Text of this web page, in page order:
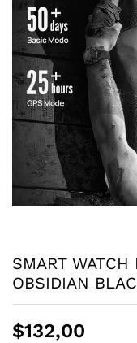
SMART WATCH
OBSIDIAN
$132,00